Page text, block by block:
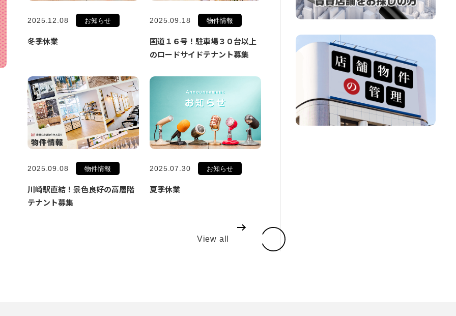
2025.12.08 お知らせ
冬季休業
2025.09.18 物件情報
国道１６号！駐車場３０台以上
のロードサイドテナント募集
2025.09.08 物件情報
川崎駅直結！景色良好の高層階
テナント募集
2025.07.30 お知らせ
夏季休業
View all